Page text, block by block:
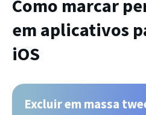
Como marcar
em aplicativos
iOS
Excluir em massa